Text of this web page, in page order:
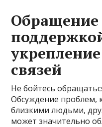
Обращение
связей
Не бойтесь
Обсуждение проблем,
близкими людьми,
может значительно